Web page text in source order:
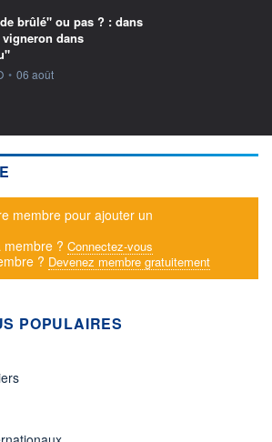
brûlé" ou pas ? : dans
vigneron dans
par
• 06 août
membre pour ajouter un
membre ? Connectez-vous
? Devenez membre gratuitement
POPULAIRES